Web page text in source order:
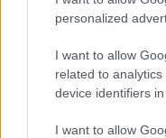
personalized
I want to allow
related to
device identifiers in
I want to allow